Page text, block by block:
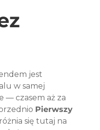
jest
w samej
— czasem aż za
Pierwszy
się tutaj na